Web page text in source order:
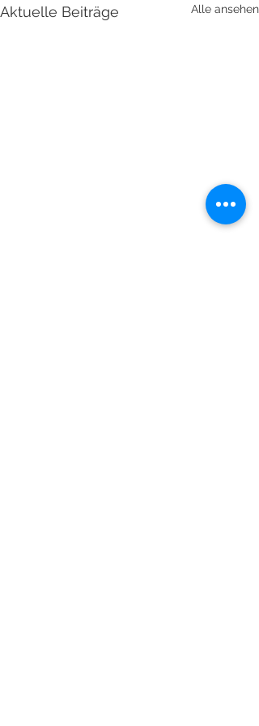
Aktuelle Beiträge Alle ansehen